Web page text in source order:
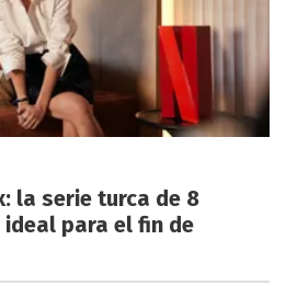
la serie turca de 8
para el fin de